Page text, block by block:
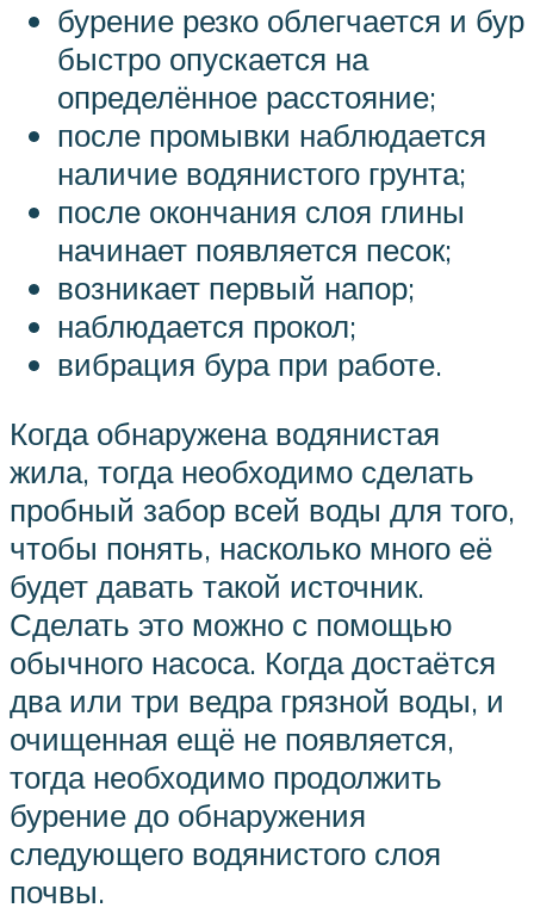
бурение резко облегчается и бур
быстро опускается на
определённое расстояние;
после промывки наблюдается
наличие водянистого грунта;
после окончания слоя глины
начинает появляется песок;
возникает первый напор;
наблюдается прокол;
вибрация бура при работе.
Когда обнаружена водянистая
жила, тогда необходимо сделать
пробный забор всей воды для того,
чтобы понять, насколько много её
будет давать такой источник.
Сделать это можно с помощью
обычного насоса. Когда достаётся
два или три ведра грязной воды, и
очищенная ещё не появляется,
тогда необходимо продолжить
бурение до обнаружения
следующего водянистого слоя
почвы.